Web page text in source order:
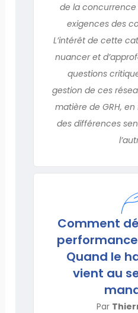
de la
exigences des
L’intérêt de cette
nuancer et
questions
gestion de ces
matière de GRH,
des différences
Comment
Quand le
vient au
Par